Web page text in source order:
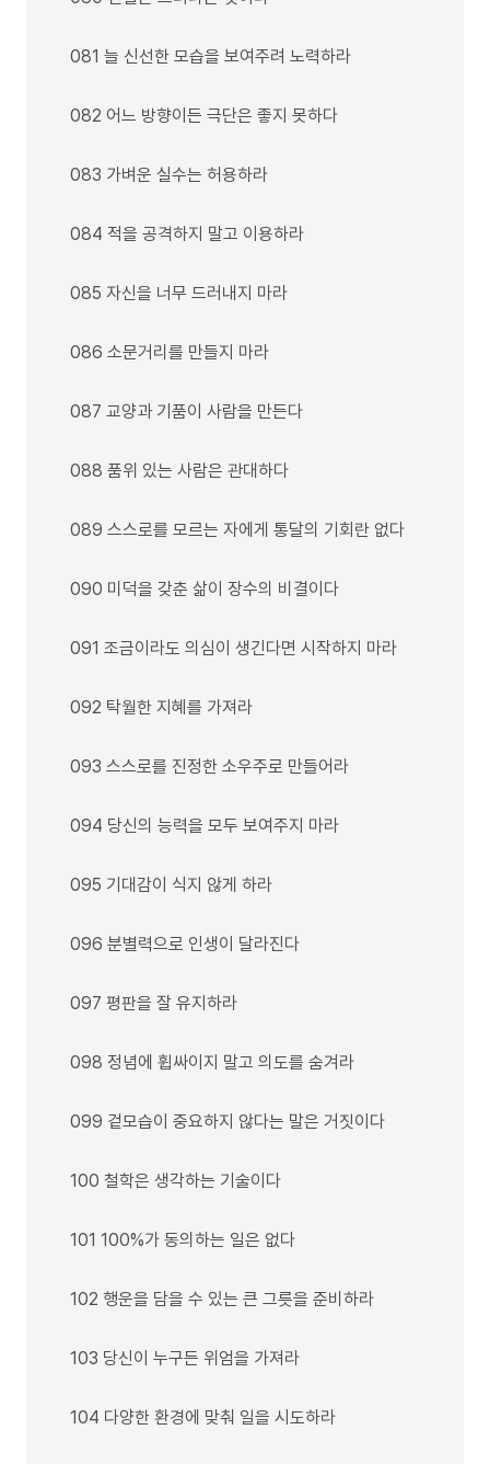
081 늘 신선한 모습을 보여주려 노력하라
082 어느 방향이든 극단은 좋지 못하다
083 가벼운 실수는 허용하라
084 적을 공격하지 말고 이용하라
085 자신을 너무 드러내지 마라
086 소문거리를 만들지 마라
087 교양과 기품이 사람을 만든다
088 품위 있는 사람은 관대하다
089 스스로를 모르는 자에게 통달의 기회란 없다
090 미덕을 갖춘 삶이 장수의 비결이다
091 조금이라도 의심이 생긴다면 시작하지 마라
092 탁월한 지혜를 가져라
093 스스로를 진정한 소우주로 만들어라
094 당신의 능력을 모두 보여주지 마라
095 기대감이 식지 않게 하라
096 분별력으로 인생이 달라진다
097 평판을 잘 유지하라
098 정념에 휩싸이지 말고 의도를 숨겨라
099 겉모습이 중요하지 않다는 말은 거짓이다
100 철학은 생각하는 기술이다
101 100%가 동의하는 일은 없다
102 행운을 담을 수 있는 큰 그릇을 준비하라
103 당신이 누구든 위엄을 가져라
104 다양한 환경에 맞춰 일을 시도하라